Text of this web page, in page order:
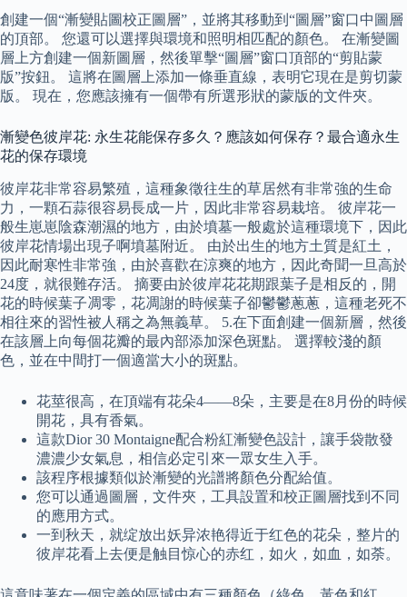
創建一個“漸變貼圖校正圖層”，並將其移動到“圖層”窗口中圖層
的頂部。 您還可以選擇與環境和照明相匹配的顏色。 在漸變圖
層上方創建一個新圖層，然後單擊“圖層”窗口頂部的“剪貼蒙
版”按鈕。 這將在圖層上添加一條垂直線，表明它現在是剪切蒙
版。 現在，您應該擁有一個帶有所選形狀的蒙版的文件夾。
漸變色彼岸花: 永生花能保存多久？應該如何保存？最合適永生
花的保存環境
彼岸花非常容易繁殖，這種象徵往生的草居然有非常強的生命
力，一顆石蒜很容易長成一片，因此非常容易栽培。 彼岸花一
般生崽崽陰森潮濕的地方，由於墳墓一般處於這種環境下，因此
彼岸花情場出現子啊墳墓附近。 由於出生的地方土質是紅土，
因此耐寒性非常強，由於喜歡在涼爽的地方，因此奇聞一旦高於
24度，就很難存活。 摘要由於彼岸花花期跟葉子是相反的，開
花的時候葉子凋零，花凋謝的時候葉子卻鬱鬱蔥蔥，這種老死不
相往來的習性被人稱之為無義草。 5.在下面創建一個新層，然後
在該層上向每個花瓣的最內部添加深色斑點。 選擇較淺的顏
色，並在中間打一個適當大小的斑點。
花莖很高，在頂端有花朵4——8朵，主要是在8月份的時候
開花，具有香氣。
這款Dior 30 Montaigne配合粉紅漸變色設計，讓手袋散發
濃濃少女氣息，相信必定引來一眾女生入手。
該程序根據類似於漸變的光譜將顏色分配給值。
您可以通過圖層，文件夾，工具設置和校正圖層找到不同
的應用方式。
一到秋天，就绽放出妖异浓艳得近于红色的花朵，整片的
彼岸花看上去便是触目惊心的赤红，如火，如血，如荼。